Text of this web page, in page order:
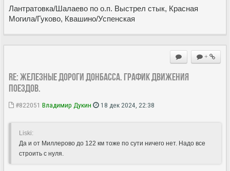
Лантратовка/Шалаево по о.п. Выстрел стык, Красная
Могила/Гуково, Квашино/Успенская
+
Re: Железные дороги Донбасса. График движения
поездов.
#822051 Владимир Дукин 18 дек 2024, 22:38
Liski:
Да и от Миллерово до 122 км тоже по сути ничего нет. Надо все
строить с нуля.